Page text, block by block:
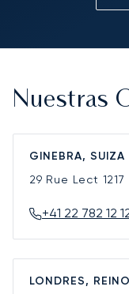
Nuestras
GINEBRA, SUIZA
29 Rue Lect 1217
+41 22 782 12
LONDRES,